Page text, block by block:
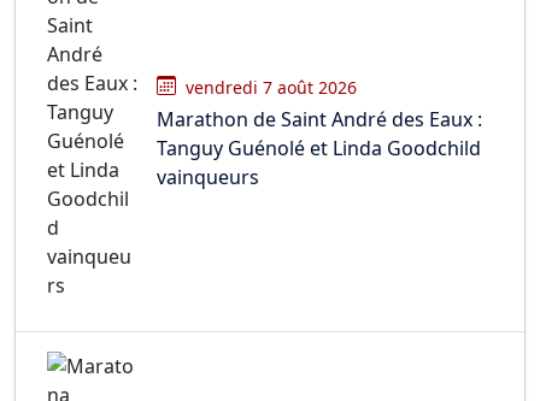
vendredi 7 août 2026
Marathon de Saint André des Eaux :
Tanguy Guénolé et Linda Goodchild
vainqueurs